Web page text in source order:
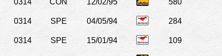
0314 SPE 04/05/94 284
0314 SPE 15/01/94 109